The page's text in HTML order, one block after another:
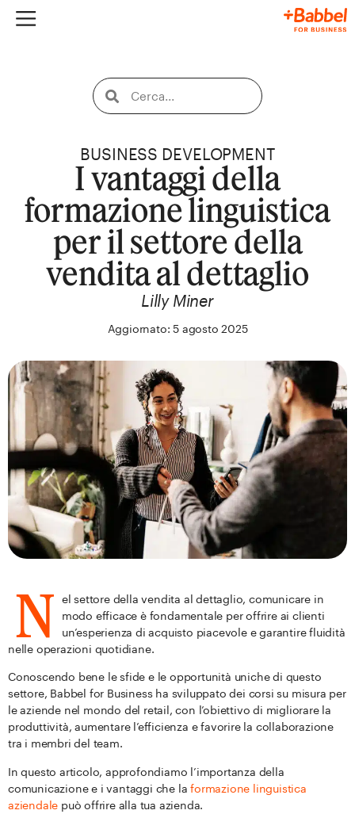
BUSINESS DEVELOPMENT
I vantaggi della
formazione linguistica
per il settore della
vendita al dettaglio
Lilly Miner
Aggiornato: 5 agosto 2025
N el settore della vendita al dettaglio, comunicare in
modo efficace è fondamentale per offrire ai clienti
un’esperienza di acquisto piacevole e garantire fluidità
nelle operazioni quotidiane.
Conoscendo bene le sfide e le opportunità uniche di questo
settore, Babbel for Business ha sviluppato dei corsi su misura per
le aziende nel mondo del retail, con l’obiettivo di migliorare la
produttività, aumentare l’efficienza e favorire la collaborazione
tra i membri del team.
In questo articolo, approfondiamo l’importanza della
comunicazione e i vantaggi che laformazione linguistica
aziendale può offrire alla tua azienda.